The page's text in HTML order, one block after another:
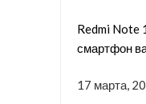
Redmi Note
смартфон
17 марта,